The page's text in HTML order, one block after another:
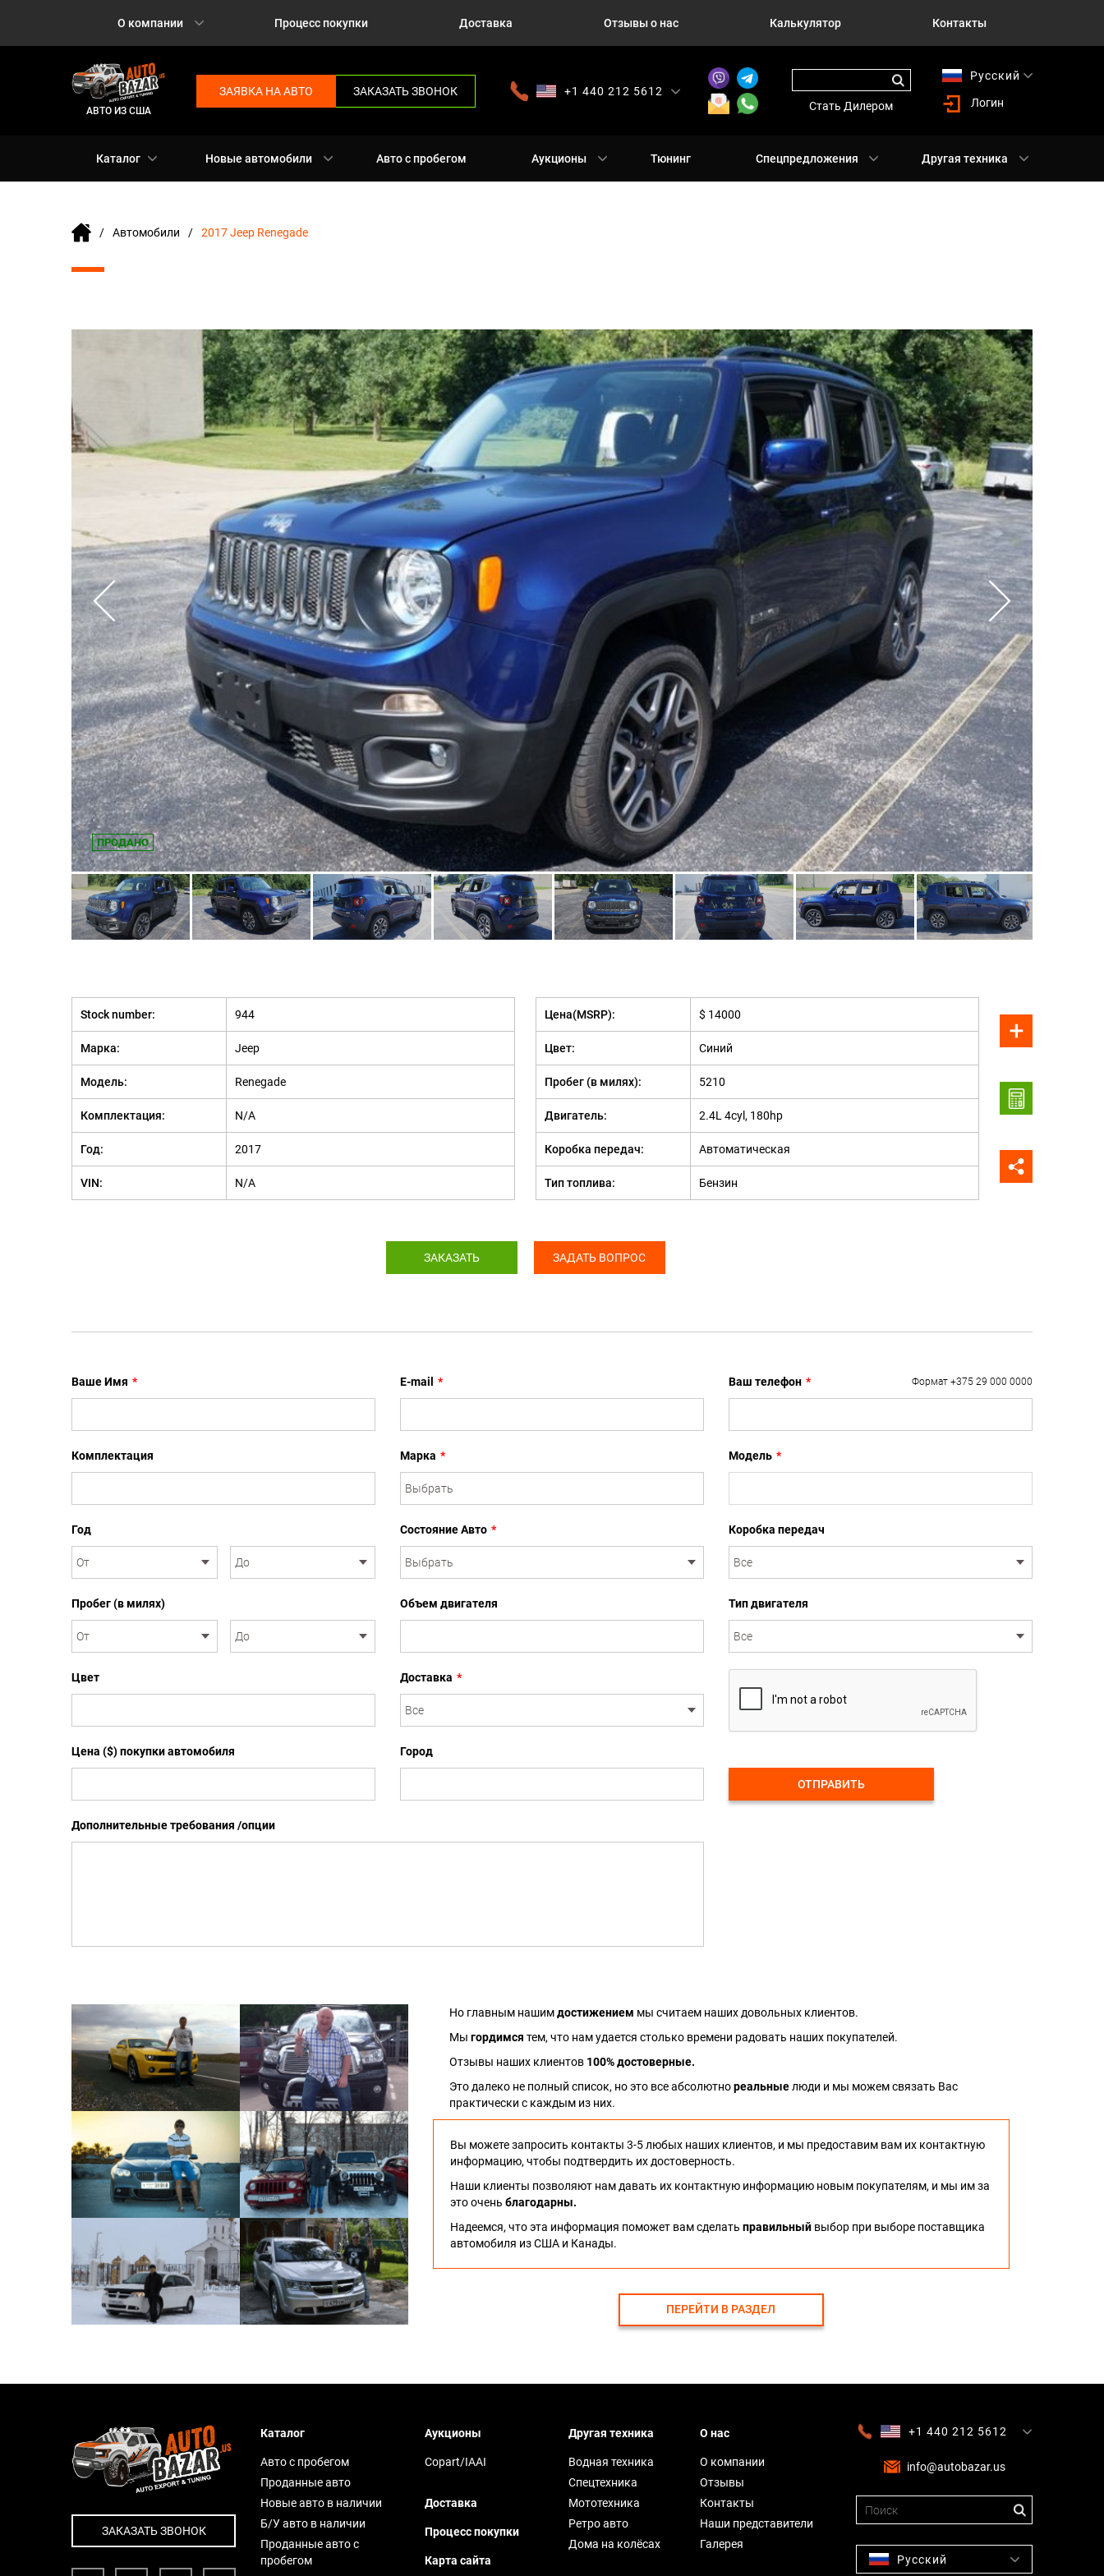
О компании Процесс покупки Доставка Отзывы о нас Калькулятор Контакты
АВТО ИЗ США
ЗАЯВКА НА АВТО ЗАКАЗАТЬ ЗВОНОК
+1 440 212 5612
Стать Дилером
Русский
Логин
Каталог Новые автомобили Авто с пробегом Аукционы Тюнинг Спецпредложения Другая техника
Автомобили 2017 Jeep Renegade
ПРОДАНО
Stock number: 944
Марка: Jeep
Модель: Renegade
Комплектация: N/A
Год: 2017
VIN: N/A
Цена(MSRP): $ 14000
Цвет: Синий
Пробег (в милях): 5210
Двигатель: 2.4L 4cyl, 180hp
Коробка передач: Автоматическая
Тип топлива: Бензин
ЗАКАЗАТЬ ЗАДАТЬ ВОПРОС
Ваше Имя *
Комплектация
Год
Пробег (в милях)
Цвет
Цена ($) покупки автомобиля
Дополнительные требования /опции
E-mail *
Марка *
Состояние Авто *
Объем двигателя
Доставка *
Город
Ваш телефон * Формат +375 29 000 0000
Модель *
Коробка передач
Тип двигателя
ОТПРАВИТЬ
Но главным нашимдостижением мы считаем наших довольных клиентов.
Мы гордимся тем, что нам удается столько времени радовать наших покупателей.
Отзывы наших клиентов 100% достоверные.
Это далеко не полный список, но это все абсолютнореальныелюди и мы можем связать Вас
практически с каждым из них.
Вы можете запросить контакты 3-5 любых наших клиентов, и мы предоставим вам их контактную
информацию, чтобы подтвердить их достоверность.
Наши клиенты позволяют нам давать их контактную информацию новым покупателям, и мы им за
это очень благодарны.
Надеемся, что эта информация поможет вам сделать правильныйвыбор при выборе поставщика
автомобиля из США и Канады.
ПЕРЕЙТИ В РАЗДЕЛ
ЗАКАЗАТЬ ЗВОНОК
Каталог
Авто с пробегом
Проданные авто
Новые авто в наличии
Б/У авто в наличии
Проданные авто с
пробегом
Аукционы
Copart/IAAI
Доставка
Процесс покупки
Карта сайта
Другая техника
Водная техника
Спецтехника
Мототехника
Ретро авто
Дома на колёсах
О нас
О компании
Отзывы
Контакты
Наши представители
Галерея
+1 440 212 5612
info@autobazar.us
Русский